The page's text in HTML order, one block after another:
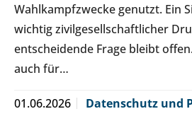
Wahlkampfzwecke genutzt. Ein
wichtig zivilgesellschaftlicher
entscheidende Frage bleibt
auch für…
01.06.2026 Datenschutz und